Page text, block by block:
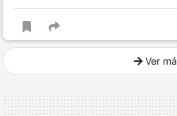
Ver